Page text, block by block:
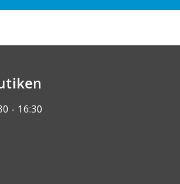
- 16:30